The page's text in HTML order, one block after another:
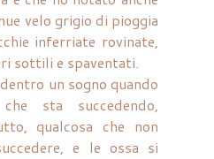
velo grigio di pioggia
inferriate rovinate,
sottili e spaventati.
un sogno quando
sta succedendo,
qualcosa che non
e le ossa si